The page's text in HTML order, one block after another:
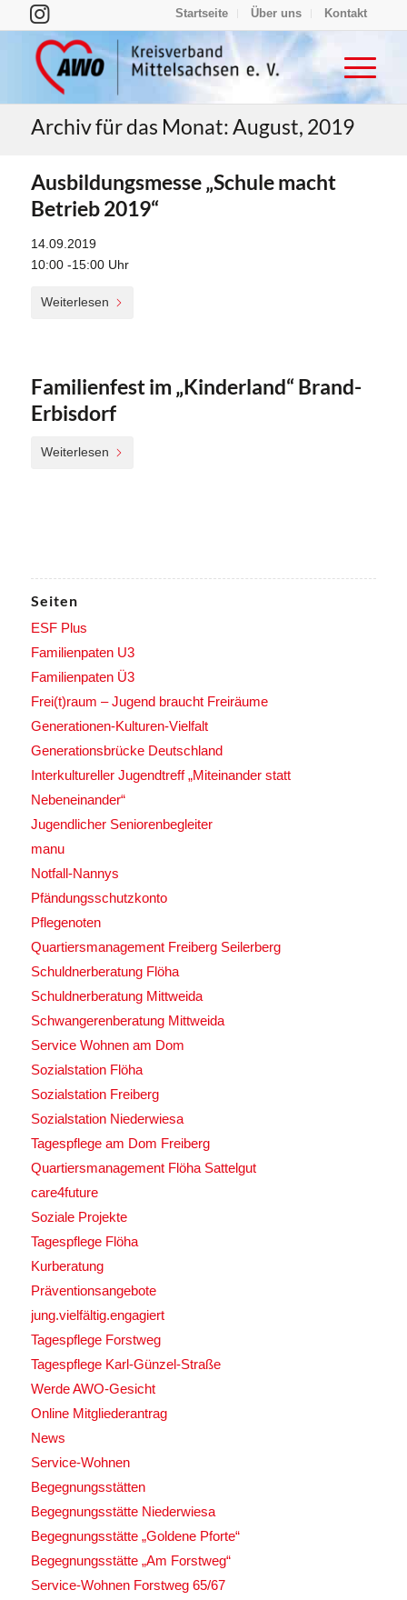
Startseite Über uns Kontakt
Archiv für das Monat: August, 2019
Ausbildungsmesse „Schule macht
Betrieb 2019“
14.09.2019
10:00 -15:00 Uhr
Weiterlesen
Familienfest im „Kinderland“ Brand-
Erbisdorf
Weiterlesen
Seiten
ESF Plus
Familienpaten U3
Familienpaten Ü3
Frei(t)raum – Jugend braucht Freiräume
Generationen-Kulturen-Vielfalt
Generationsbrücke Deutschland
Interkultureller Jugendtreff „Miteinander statt
Nebeneinander“
Jugendlicher Seniorenbegleiter
manu
Notfall-Nannys
Pfändungsschutzkonto
Pflegenoten
Quartiersmanagement Freiberg Seilerberg
Schuldnerberatung Flöha
Schuldnerberatung Mittweida
Schwangerenberatung Mittweida
Service Wohnen am Dom
Sozialstation Flöha
Sozialstation Freiberg
Sozialstation Niederwiesa
Tagespflege am Dom Freiberg
Quartiersmanagement Flöha Sattelgut
care4future
Soziale Projekte
Tagespflege Flöha
Kurberatung
Präventionsangebote
jung.vielfältig.engagiert
Tagespflege Forstweg
Tagespflege Karl-Günzel-Straße
Werde AWO-Gesicht
Online Mitgliederantrag
News
Service-Wohnen
Begegnungsstätten
Begegnungsstätte Niederwiesa
Begegnungsstätte „Goldene Pforte“
Begegnungsstätte „Am Forstweg“
Service-Wohnen Forstweg 65/67